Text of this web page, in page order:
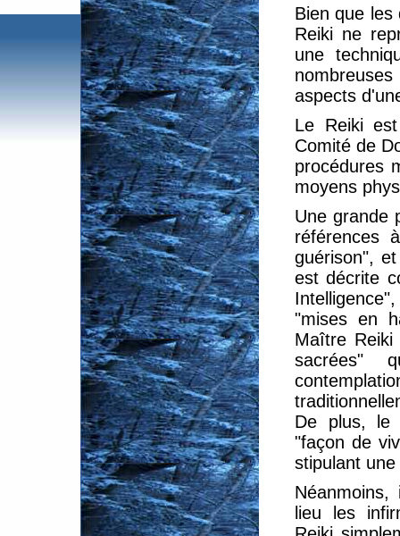
Bien que les
Reiki ne
une
aspects
Le Reiki
Comité de
procédures
moyens
Une grande
références
guérison",
est décrite
"mises en
Maître
sacrées"
De plus, le
"façon de
stipulant
lieu les